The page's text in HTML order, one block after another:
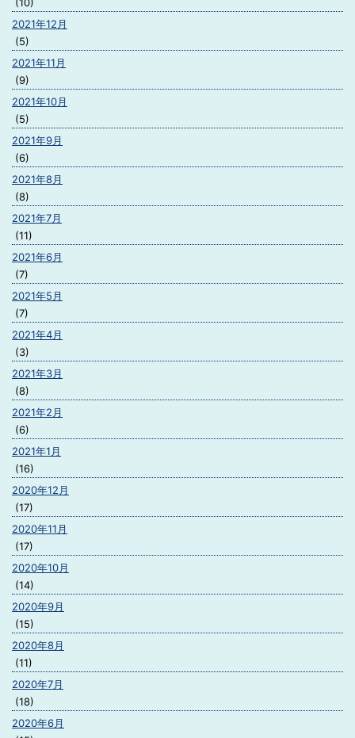
2021年12月
(5)
2021年11月
(9)
2021年10月
(5)
2021年9月
(6)
2021年8月
(8)
2021年7月
(11)
2021年6月
(7)
2021年5月
(7)
2021年4月
(3)
2021年3月
(8)
2021年2月
(6)
2021年1月
(16)
2020年12月
(17)
2020年11月
(17)
2020年10月
(14)
2020年9月
(15)
2020年8月
(11)
2020年7月
(18)
2020年6月